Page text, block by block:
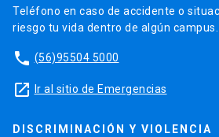
Teléfono en caso de accidente o
riesgo tu vida dentro de algún campus.
phone (56)95504 5000
launch Ir al sitio de Emergencias
DISCRIMINACIÓN Y VIOLENCIA